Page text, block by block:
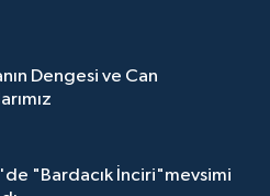
Dengesi ve Can
"Bardacık İnciri"mevsimi